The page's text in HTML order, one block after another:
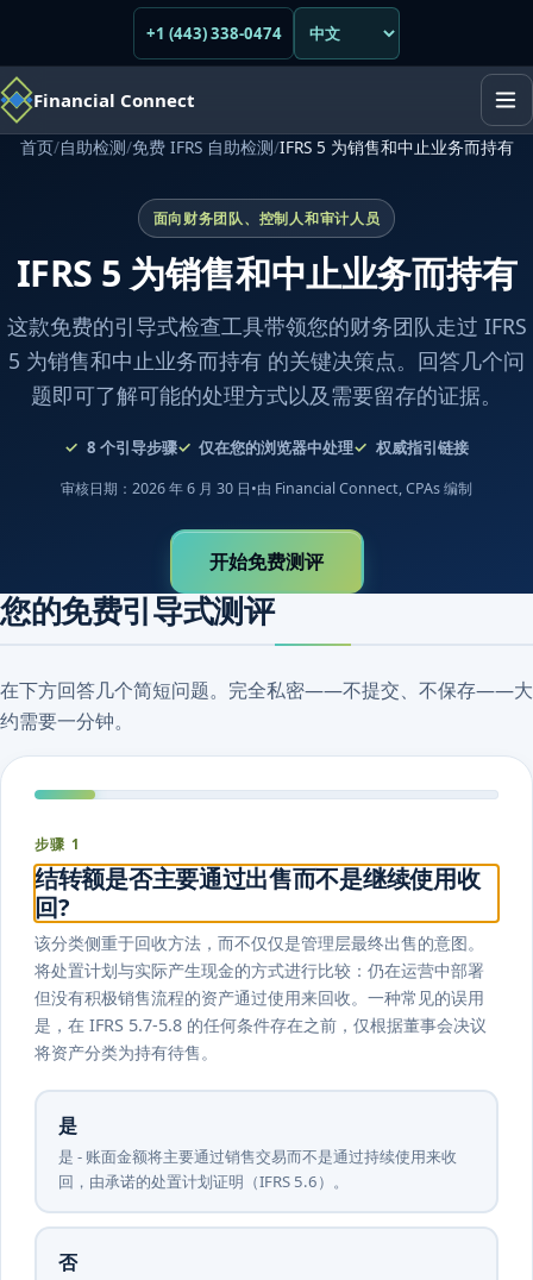
+1 (443) 338-0474
Financial Connect
首页/自助检测/免费 IFRS 自助检测/IFRS 5 为销售和中止业务而持有
面向财务团队、控制人和审计人员
IFRS 5 为销售和中止业务而持有
这款免费的引导式检查工具带领您的财务团队走过 IFRS
5 为销售和中止业务而持有 的关键决策点。回答几个问
题即可了解可能的处理方式以及需要留存的证据。
8 个引导步骤 仅在您的浏览器中处理 权威指引链接
审核日期：2026 年 6 月 30 日•由 Financial Connect, CPAs 编制
开始免费测评
您的免费引导式测评
在下方回答几个简短问题。完全私密——不提交、不保存——大
约需要一分钟。
步骤 1
结转额是否主要通过出售而不是继续使用收
回?
该分类侧重于回收方法，而不仅仅是管理层最终出售的意图。
将处置计划与实际产生现金的方式进行比较：仍在运营中部署
但没有积极销售流程的资产通过使用来回收。一种常见的误用
是，在 IFRS 5.7-5.8 的任何条件存在之前，仅根据董事会决议
将资产分类为持有待售。
是
是 - 账面金额将主要通过销售交易而不是通过持续使用来收
回，由承诺的处置计划证明（IFRS 5.6）。
否